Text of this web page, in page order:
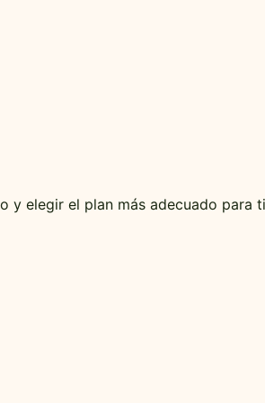
y elegir el plan más adecuado para